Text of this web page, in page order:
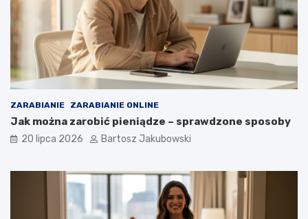
ZARABIANIE ZARABIANIE ONLINE
Jak można zarobić pieniądze – sprawdzone sposoby
20 lipca 2026 Bartosz Jakubowski